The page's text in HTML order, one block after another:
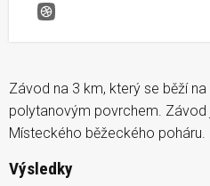
Trojka na dráze
Závod na 3 km, který se běží
polytanovým povrchem.
Místeckého běžeckého poháru.
Výsledky